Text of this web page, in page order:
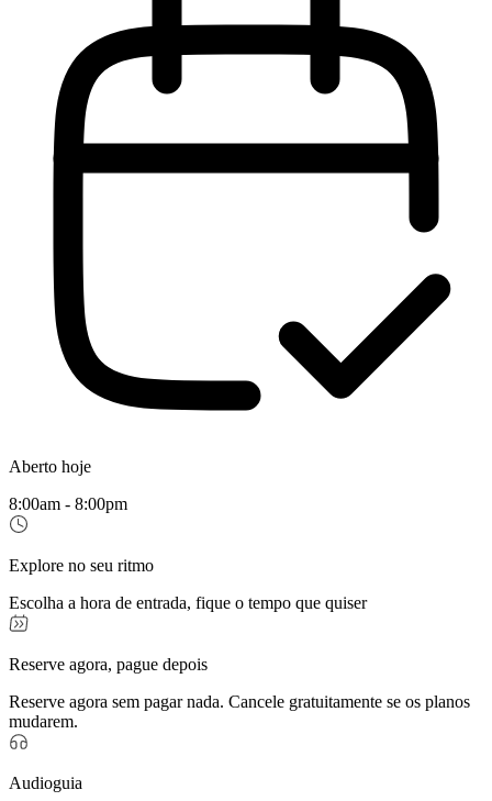
Aberto hoje
8:00am - 8:00pm
Explore no seu ritmo
Escolha a hora de entrada, fique o tempo que quiser
Reserve agora, pague depois
Reserve agora sem pagar nada. Cancele gratuitamente se os planos
mudarem.
Audioguia